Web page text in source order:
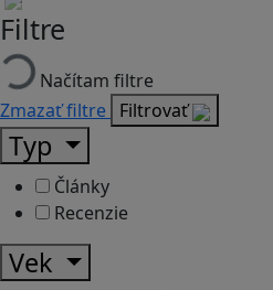
Filtre
Načítam filtre
Zmazať filtre Filtrovať
Typ
Články
Recenzie
Vek